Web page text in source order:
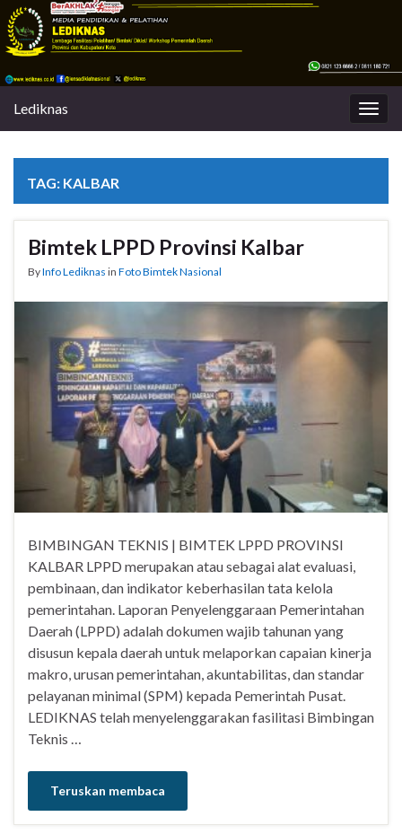
Lediknas
TAG: KALBAR
Bimtek LPPD Provinsi Kalbar
ByInfo Lediknas in Foto Bimtek Nasional
BIMBINGAN TEKNIS | BIMTEK LPPD PROVINSI
KALBAR LPPD merupakan atau sebagai alat evaluasi,
pembinaan, dan indikator keberhasilan tata kelola
pemerintahan. Laporan Penyelenggaraan Pemerintahan
Daerah (LPPD) adalah dokumen wajib tahunan yang
disusun kepala daerah untuk melaporkan capaian kinerja
makro, urusan pemerintahan, akuntabilitas, dan standar
pelayanan minimal (SPM) kepada Pemerintah Pusat.
LEDIKNAS telah menyelenggarakan fasilitasi Bimbingan
Teknis …
Teruskan membaca